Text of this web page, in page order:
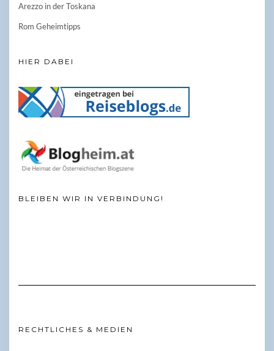
Arezzo in der Toskana
Rom Geheimtipps
HIER DABEI
BLEIBEN WIR IN VERBINDUNG!
RECHTLICHES & MEDIEN